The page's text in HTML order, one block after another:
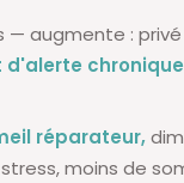
— augmente :
d'alerte chronique
réparateur,
moins de